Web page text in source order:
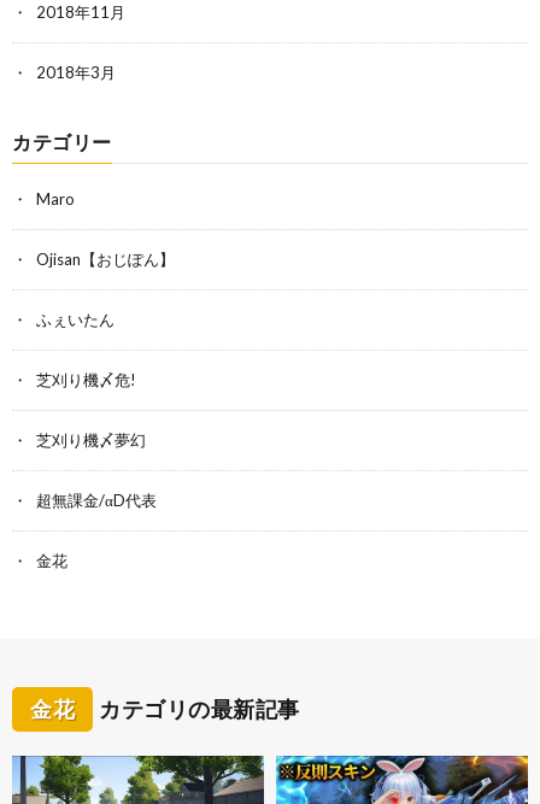
2018年11月
2018年3月
カテゴリー
Maro
Ojisan【おじぽん】
ふぇいたん
芝刈り機〆危!
芝刈り機〆夢幻
超無課金/αD代表
金花
金花 カテゴリの最新記事